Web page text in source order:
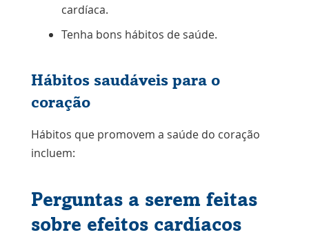
cardíaca.
Tenha bons hábitos de saúde.
Hábitos saudáveis para o
coração
Hábitos que promovem a saúde do coração
incluem:
Perguntas a serem feitas
sobre efeitos cardíacos